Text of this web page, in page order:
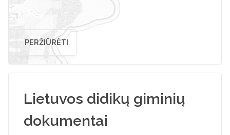
PERŽIŪRĖTI
Lietuvos didikų giminių
dokumentai